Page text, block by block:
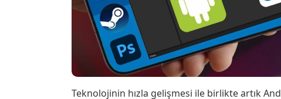
Teknolojinin hızla gelişmesi ile birlikte artık